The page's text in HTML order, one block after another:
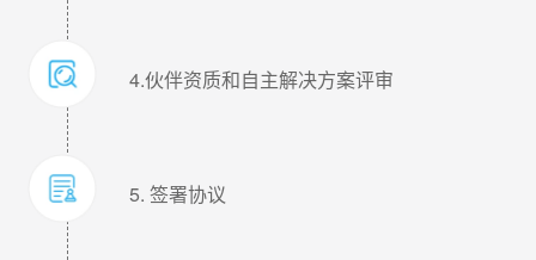
4.伙伴资质和自主解决方案评审
5. 签署协议